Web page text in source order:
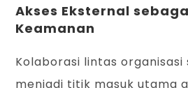
Akses Eksternal
Keamanan
Kolaborasi lintas organisasi
menjadi titik masuk utama